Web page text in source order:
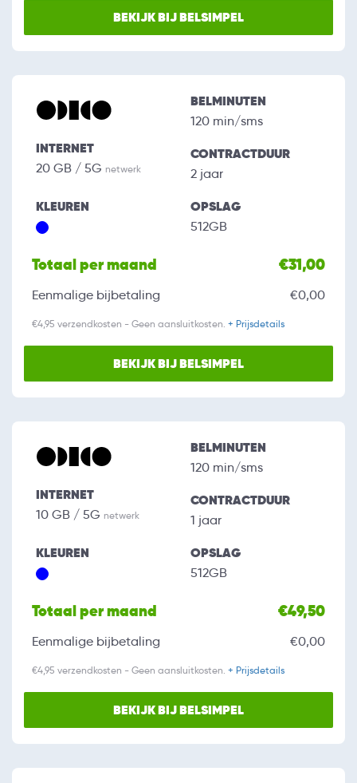
BEKIJK BIJ BELSIMPEL
INTERNET
20 GB / 5G netwerk
BELMINUTEN
120 min/sms
CONTRACTDUUR
2 jaar
KLEUREN OPSLAG
512GB
Totaal per maand €31,00
Eenmalige bijbetaling €0,00
€4,95 verzendkosten - Geen aansluitkosten. + Prijsdetails
BEKIJK BIJ BELSIMPEL
INTERNET
10 GB / 5G netwerk
BELMINUTEN
120 min/sms
CONTRACTDUUR
1 jaar
KLEUREN OPSLAG
512GB
Totaal per maand €49,50
Eenmalige bijbetaling €0,00
€4,95 verzendkosten - Geen aansluitkosten. + Prijsdetails
BEKIJK BIJ BELSIMPEL